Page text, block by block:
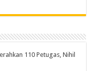
110 Petugas, Nihil